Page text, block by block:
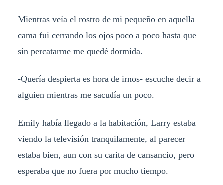
Mientras veía el rostro de mi pequeño en aquella
cama fui cerrando los ojos poco a poco hasta que
sin percatarme me quedé dormida.
-Quería despierta es hora de irnos- escuche decir a
alguien mientras me sacudía un poco.
Emily había llegado a la habitación, Larry estaba
viendo la televisión tranquilamente, al parecer
estaba bien, aun con su carita de cansancio, pero
esperaba que no fuera por mucho tiempo.